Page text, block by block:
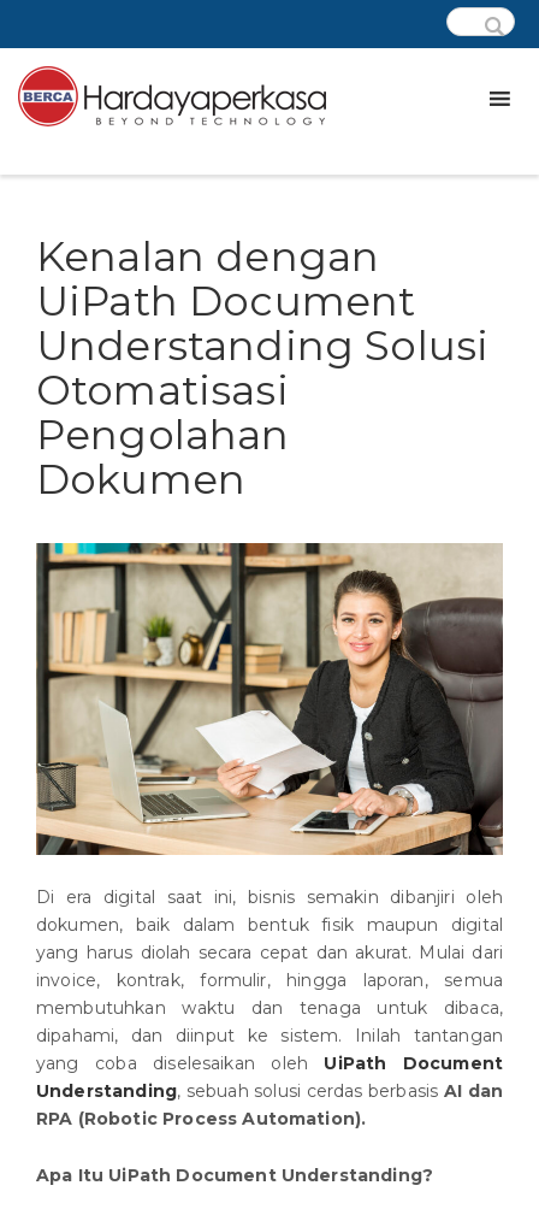
Kenalan dengan
UiPath Document
Understanding Solusi
Otomatisasi
Pengolahan
Dokumen
Di era digital saat ini, bisnis semakin dibanjiri oleh
dokumen, baik dalam bentuk fisik maupun digital
yang harus diolah secara cepat dan akurat. Mulai dari
invoice, kontrak, formulir, hingga laporan, semua
membutuhkan waktu dan tenaga untuk dibaca,
dipahami, dan diinput ke sistem. Inilah tantangan
yang coba diselesaikan oleh UiPath Document
Understanding, sebuah solusi cerdas berbasis AI dan
RPA (Robotic Process Automation).
Apa Itu UiPath Document Understanding?